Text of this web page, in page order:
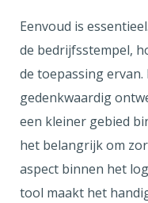
Eenvoud is
de bedrijfsstempel,
de toepassing
gedenkwaardig
een kleiner gebied
het belangrijk om
aspect binnen het
tool maakt het